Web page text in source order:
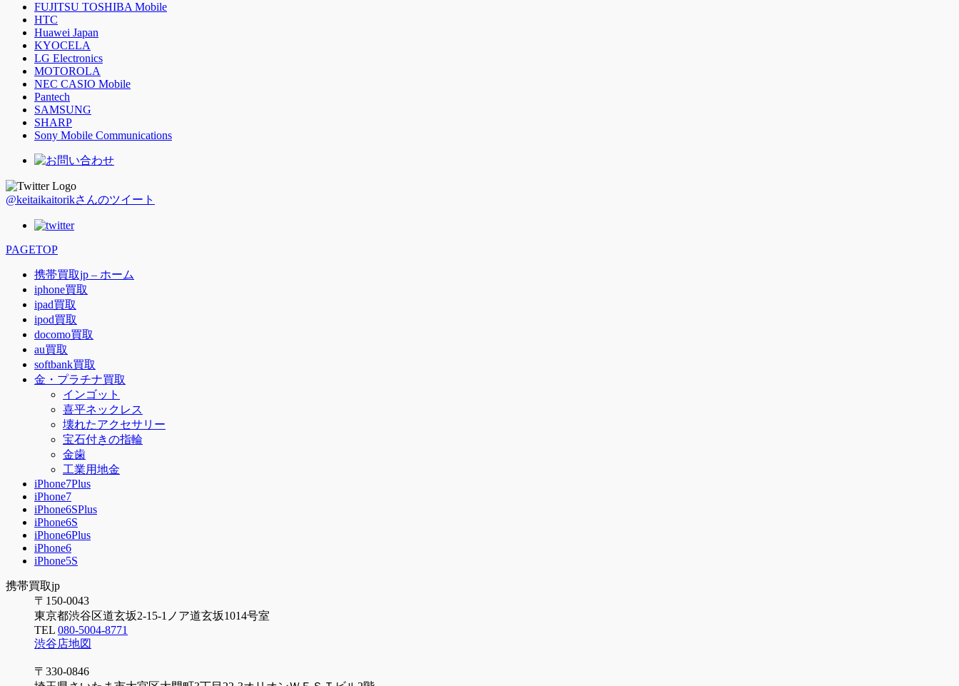
FUJITSU TOSHIBA Mobile
HTC
Huawei Japan
KYOCELA
LG Electronics
MOTOROLA
NEC CASIO Mobile
Pantech
SAMSUNG
SHARP
Sony Mobile Communications
@keitaikaitorikさんのツイート
PAGETOP
携帯買取jp – ホーム
iphone買取
ipad買取
ipod買取
docomo買取
au買取
softbank買取
金・プラチナ買取
インゴット
喜平ネックレス
壊れたアクセサリー
宝石付きの指輪
金歯
工業用地金
iPhone7Plus
iPhone7
iPhone6SPlus
iPhone6S
iPhone6Plus
iPhone6
iPhone5S
携帯買取jp
〒150-0043
東京都渋谷区道玄坂2-15-1ノア道玄坂1014号室
TEL 080-5004-8771
渋谷店地図
〒330-0846